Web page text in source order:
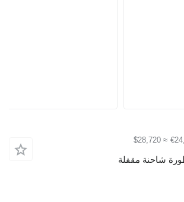
≈ $28,720
شاحنة مقفلة